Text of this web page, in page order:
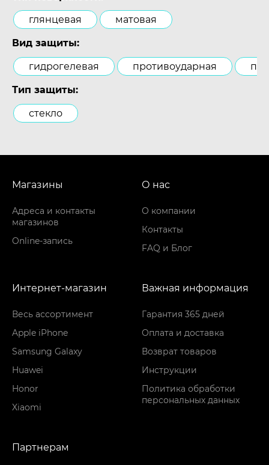
глянцевая матовая
Вид защиты:
гидрогелевая противоударная
Тип защиты:
стекло
Магазины
Адреса и контакты
магазинов
Online-запись
О нас
О компании
Контакты
FAQ и Блог
Интернет-магазин
Весь ассортимент
Apple iPhone
Samsung Galaxy
Huawei
Honor
Xiaomi
Важная информация
Гарантия 365 дней
Оплата и доставка
Возврат товаров
Инструкции
Политика обработки
персональных данных
Партнерам